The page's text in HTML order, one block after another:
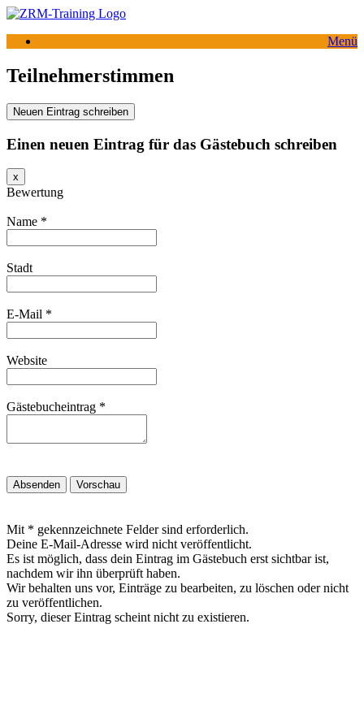
Zum
springen
Menü
Teilnehmerstimmen
Einen neuen Eintrag für das Gästebuch schreiben
x
Formular
ausblenden
Bewertung
Name *
Stadt
E-Mail *
Website
Gästebucheintrag *
Mit * gekennzeichnete Felder sind erforderlich.
Deine E-Mail-Adresse wird nicht veröffentlicht.
Es ist möglich, dass dein Eintrag im Gästebuch erst sichtbar ist,
nachdem wir ihn überprüft haben.
Wir behalten uns vor, Einträge zu bearbeiten, zu löschen oder nicht
zu veröffentlichen.
Sorry, dieser Eintrag scheint nicht zu existieren.